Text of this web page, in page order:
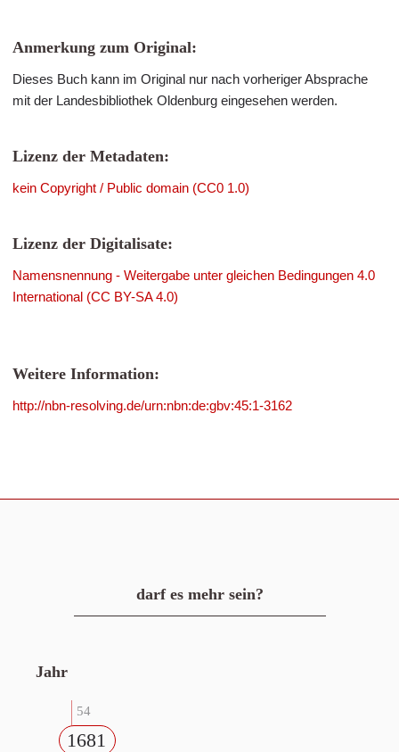
Anmerkung zum Original:
Dieses Buch kann im Original nur nach vorheriger Absprache
mit der Landesbibliothek Oldenburg eingesehen werden.
Lizenz der Metadaten:
kein Copyright / Public domain (CC0 1.0)
Lizenz der Digitalisate:
Namensnennung - Weitergabe unter gleichen Bedingungen 4.0
International (CC BY-SA 4.0)
Weitere Information:
http://nbn-resolving.de/urn:nbn:de:gbv:45:1-3162
darf es mehr sein?
Jahr
54
1681